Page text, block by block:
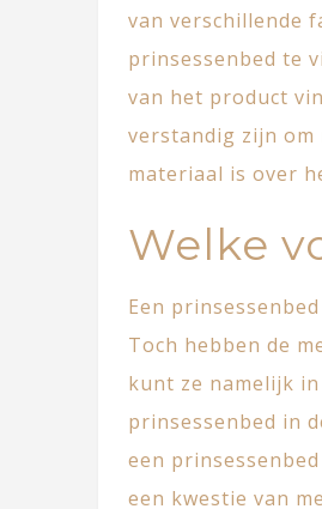
van verschillende
prinsessenbed te
van het product
verstandig zijn om
materiaal is over
Welke
Een
Toch hebben de
kunt ze namelijk
prinsessenbed in
een
een kwestie van